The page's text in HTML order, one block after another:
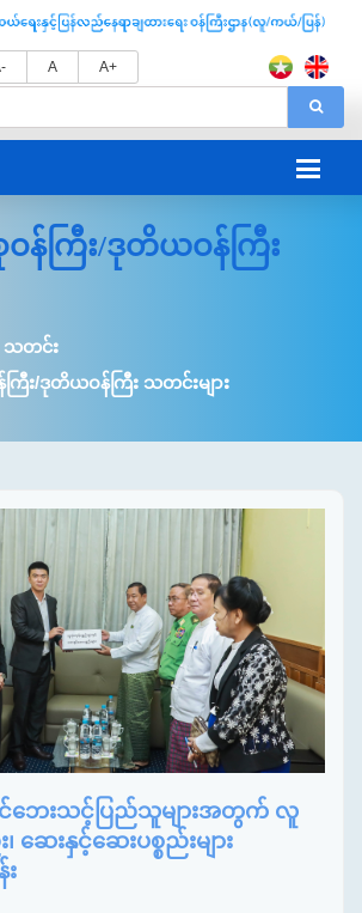
A A+
ဝန်ကြီး/ဒုတိယဝန်ကြီး
သတင်း
ကြီး/ဒုတိယဝန်ကြီး သတင်းများ
င်ဘေးသင့်ပြည်သူများအတွက် လူ
ဆေးနှင့်ဆေးပစ္စည်းများ